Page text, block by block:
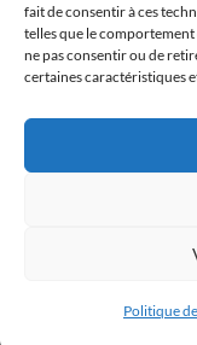
fait de consentir à ces
telles que le comportement
ne pas consentir ou de
certaines caractéristiques
Politique
Œuvres Originales